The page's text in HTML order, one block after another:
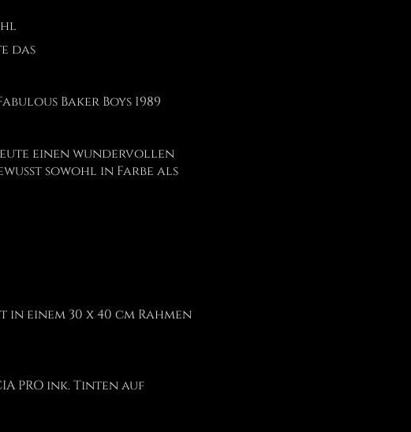
das
Baker Boys 1989
einen wundervollen
sowohl in Farbe als
einem 30 x 40 cm Rahmen
PRO ink. Tinten auf